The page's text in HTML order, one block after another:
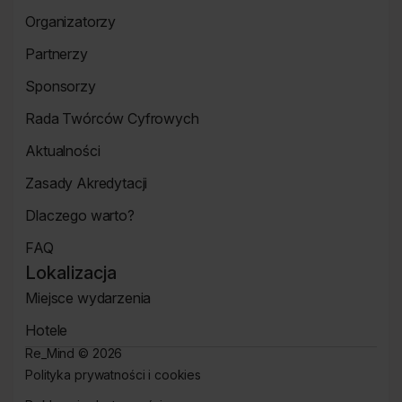
o
Organizatorzy
Organizatorzy
Partnerzy
Partnerzy
Sponsorzy
Sponsorzy
Rada Twórców Cyfrowych
Twórców
Re_Mind
Aktualności
Zasady Akredytacji
Akredytacji
Dlaczego warto?
Dlaczego
warto?
FAQ
Strona
FAQ
Lokalizacja
Miejsce wydarzenia
Lokalizacja
Hotele
Hotele
Re_Mind © 2026
Polityka prywatności i cookies